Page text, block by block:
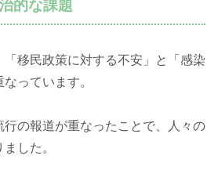
的な課題
「移民政策に対する不安」と「感染
っています。
の報道が重なったことで、人々の
した。